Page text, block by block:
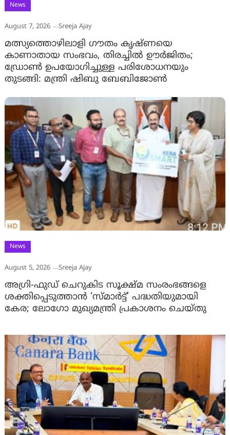
News
August 7, 2026 Sreeja Ajay
മത്സ്യത്തൊഴിലാളി ഗൗതം കൃഷ്ണയെ
കാണാതായ സംഭവം, തിരച്ചിൽ ഊർജിതം;
ഡ്രോണ്‍ ഉപയോഗിച്ചുള്ള പരിശോധനയും
തുടങ്ങി: മന്ത്രി ഷിബു ബേബിജോണ്‍
News
August 5, 2026 Sreeja Ajay
അഗ്രി-ഫുഡ് ചെറുകിട സൂക്ഷ്മ സംരംഭങ്ങളെ
ശക്തിപ്പെടുത്താന്‍ ‘സ്മാര്‍ട്ട്’ പദ്ധതിയുമായി
കേര; ലോഗോ മുഖ്യമന്ത്രി പ്രകാശനം ചെയ്തു